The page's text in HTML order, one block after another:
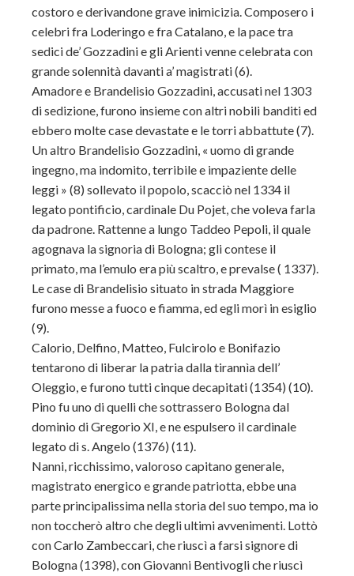
costoro e derivandone grave inimicizia. Composero i
celebri fra Loderingo e fra Catalano, e la pace tra
sedici de’ Gozzadini e gli Arienti venne celebrata con
grande solennità davanti a’ magistrati (6).
Amadore e Brandelisio Gozzadini, accusati nel 1303
di sedizione, furono insieme con altri nobili banditi ed
ebbero molte case devastate e le torri abbattute (7).
Un altro Brandelisio Gozzadini, « uomo di grande
ingegno, ma indomito, terribile e impaziente delle
leggi » (8) sollevato il popolo, scacciò nel 1334 il
legato pontificio, cardinale Du Pojet, che voleva farla
da padrone. Rattenne a lungo Taddeo Pepoli, il quale
agognava la signoria di Bologna; gli contese il
primato, ma l’emulo era più scaltro, e prevalse ( 1337).
Le case di Brandelisio situato in strada Maggiore
furono messe a fuoco e fiamma, ed egli morì in esiglio
(9).
Calorio, Delfino, Matteo, Fulcirolo e Bonifazio
tentarono di liberar la patria dalla tirannìa dell’
Oleggio, e furono tutti cinque decapitati (1354) (10).
Pino fu uno di quelli che sottrassero Bologna dal
dominio di Gregorio XI, e ne espulsero il cardinale
legato di s. Angelo (1376) (11).
Nanni, ricchissimo, valoroso capitano generale,
magistrato energico e grande patriotta, ebbe una
parte principalissima nella storia del suo tempo, ma io
non toccherò altro che degli ultimi avvenimenti. Lottò
con Carlo Zambeccari, che riuscì a farsi signore di
Bologna (1398), con Giovanni Bentivogli che riuscì